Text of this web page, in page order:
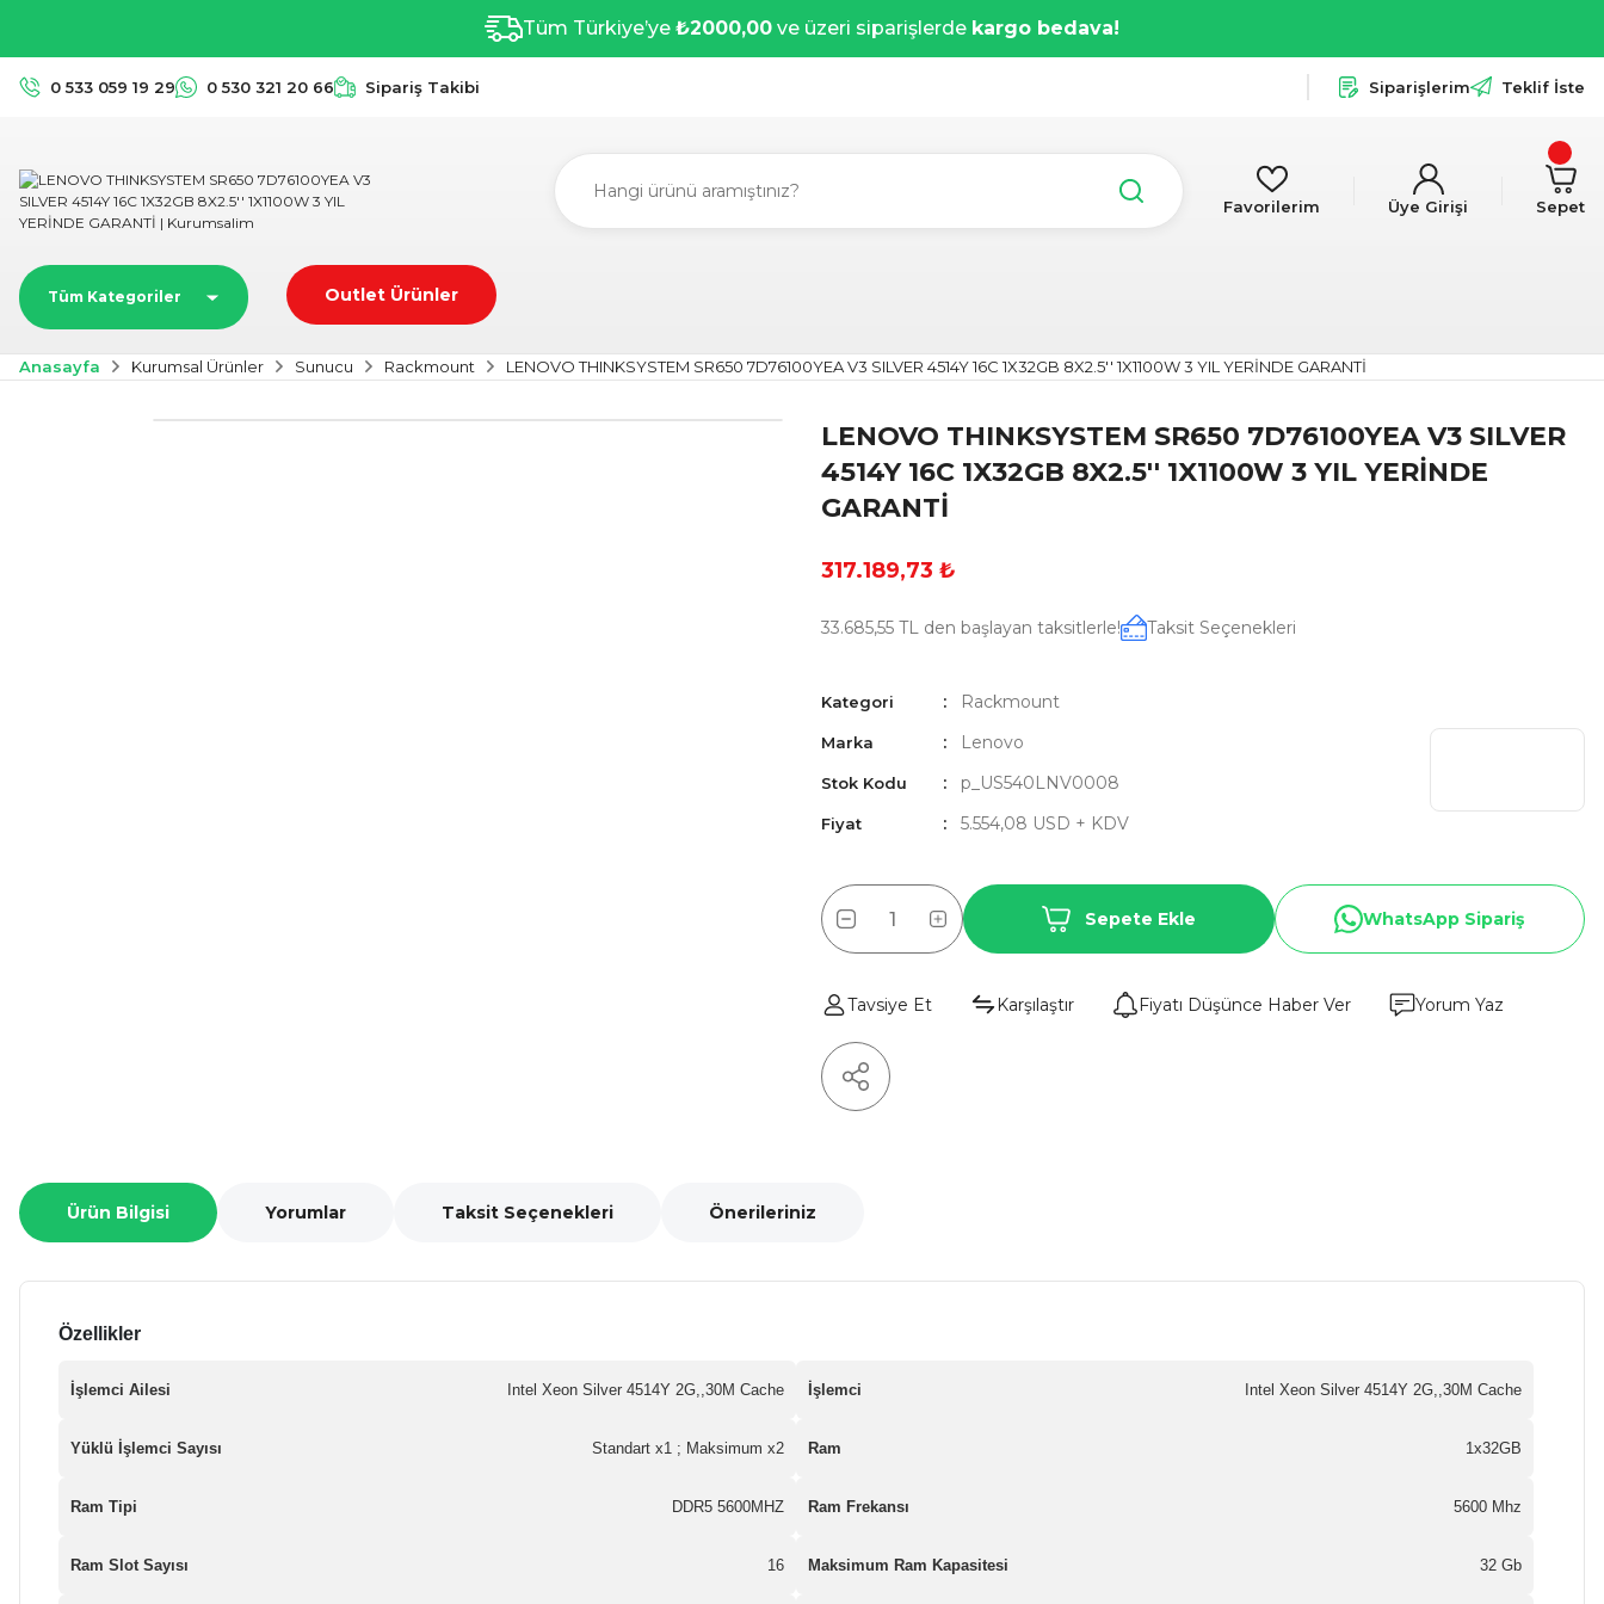
Tüm Türkiye’ye ₺2000,00 ve üzeri siparişlerde kargo bedava!
0 533 059 19 29 0 530 321 20 66 Sipariş Takibi Siparişlerim Teklif İste
Favorilerim Üye Girişi Sepet
Tüm Kategoriler Outlet Ürünler
Anasayfa Kurumsal Ürünler Sunucu Rackmount LENOVO THINKSYSTEM SR650 7D76100YEA V3 SILVER 4514Y 16C 1X32GB 8X2.5'' 1X1100W 3 YIL YERİNDE GARANTİ
LENOVO THINKSYSTEM SR650 7D76100YEA V3 SILVER
4514Y 16C 1X32GB 8X2.5'' 1X1100W 3 YIL YERİNDE
GARANTİ
317.189,73 ₺
33.685,55 TL den başlayan taksitlerle! Taksit Seçenekleri
Kategori Rackmount
Marka Lenovo
Stok Kodu p_US540LNV0008
Fiyat 5.554,08 USD + KDV
Sepete Ekle WhatsApp Sipariş
Tavsiye Et Karşılaştır Fiyatı Düşünce Haber Ver Yorum Yaz
Ürün Bilgisi Yorumlar Taksit Seçenekleri Önerileriniz
Özellikler
İşlemci Ailesi Intel Xeon Silver 4514Y 2G,,30M Cache İşlemci Intel Xeon Silver 4514Y 2G,,30M Cache
Yüklü İşlemci Sayısı Standart x1 ; Maksimum x2 Ram 1x32GB
Ram Tipi DDR5 5600MHZ Ram Frekansı 5600 Mhz
Ram Slot Sayısı 16 Maksimum Ram Kapasitesi 32 Gb